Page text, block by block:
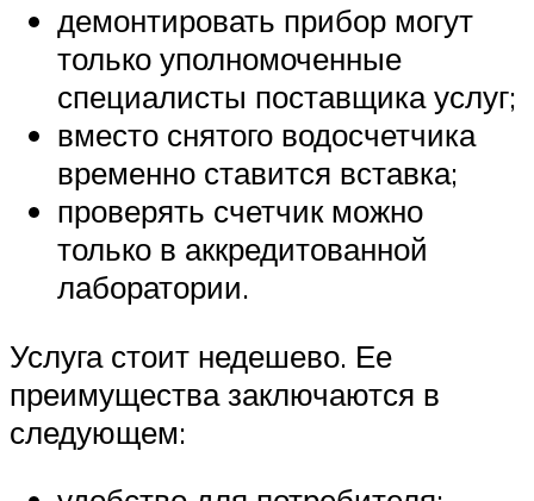
демонтировать прибор могут
только уполномоченные
специалисты поставщика услуг;
вместо снятого водосчетчика
временно ставится вставка;
проверять счетчик можно
только в аккредитованной
лаборатории.
Услуга стоит недешево. Ее
преимущества заключаются в
следующем: